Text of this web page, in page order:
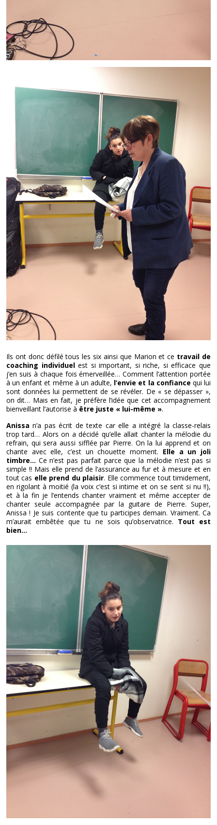
Ils ont donc défilé tous les six ainsi que Marion et ce travail de
coaching individuelest si important, si riche, si efficace que
j’en suis à chaque fois émerveillée… Comment l’attention portée
à un enfant et même à un adulte, l’envie et la confiance qui lui
sont données lui permettent de se révéler. De « se dépasser »,
on dit… Mais en fait, je préfère l’idée que cet accompagnement
bienveillant l’autorise à être juste « lui-même ».
Anissa n’a pas écrit de texte car elle a intégré la classe-relais
trop tard… Alors on a décidé qu’elle allait chanter la mélodie du
refrain, qui sera aussi sifflée par Pierre. On la lui apprend et on
chante avec elle, c’est un chouette moment. Elle a un joli
timbre… Ce n’est pas parfait parce que la mélodie n’est pas si
simple !! Mais elle prend de l’assurance au fur et à mesure et en
tout cas elle prend du plaisir. Elle commence tout timidement,
en rigolant à moitié (la voix c’est si intime et on se sent si nu !!),
et à la fin je l’entends chanter vraiment et même accepter de
chanter seule accompagnée par la guitare de Pierre. Super,
Anissa ! Je suis contente que tu participes demain. Vraiment. Ca
m’aurait embêtée que tu ne sois qu’observatrice. Tout est
bien…